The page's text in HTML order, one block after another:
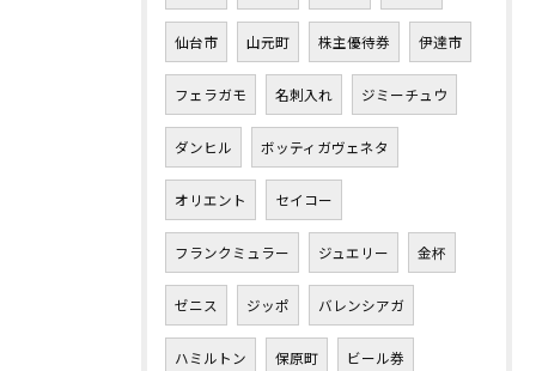
仙台市 山元町 株主優待券 伊達市
フェラガモ 名刺入れ ジミーチュウ
ダンヒル ボッティガヴェネタ
オリエント セイコー
フランクミュラー ジュエリー 金杯
ゼニス ジッポ バレンシアガ
ハミルトン 保原町 ビール券